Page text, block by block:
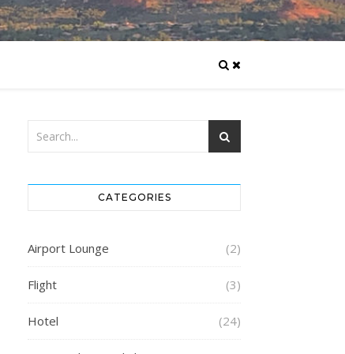
CATEGORIES
Airport Lounge (2)
Flight (3)
Hotel (24)